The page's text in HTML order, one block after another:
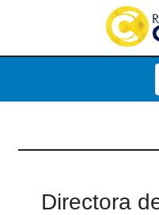
Directora